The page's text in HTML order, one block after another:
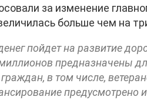
за изменение
больше чем на
пойдет на развитие
предназначены
в том числе,
предусмотрено и